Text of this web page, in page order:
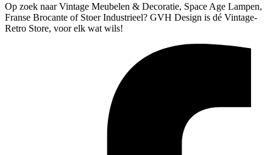
Op zoek naar Vintage Meubelen & Decoratie, Space Age Lampen,
Franse Brocante of Stoer Industrieel? GVH Design is dé Vintage-
Retro Store, voor elk wat wils!